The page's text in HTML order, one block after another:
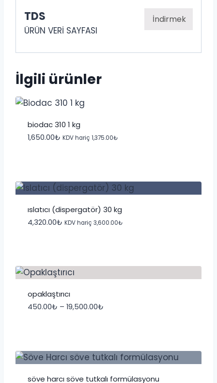
TDS İndirmek
ÜRÜN VERİ SAYFASI
İlgili ürünler
biodac 310 1 kg
1,650.00₺ KDV hariç 1,375.00₺
islatıcı (dispergatör) 30 kg
4,320.00₺ KDV hariç 3,600.00₺
opaklaştırıcı
450.00₺ – 19,500.00₺Fiyat
19,500.00₺
söve harcı söve tutkalı formülasyonu